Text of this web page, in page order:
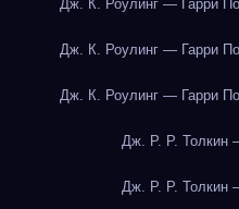
Дж. К. Роулинг — Гарри
Дж. К. Роулинг — Гарри
Дж. К. Роулинг — Гарри
Дж. Р. Р. Толкин
Дж. Р. Р. Толкин